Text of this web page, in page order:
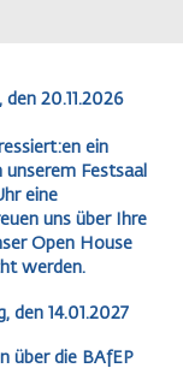
20.11.2026
ein
Festsaal
eine
uns über Ihre
Open House
werden.
den 14.01.2027
über die BAfEP